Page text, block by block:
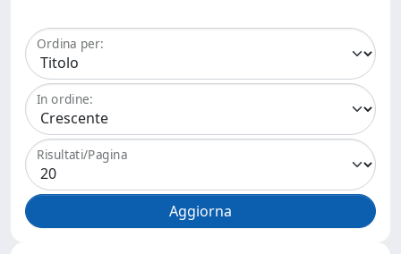
Ordina per:
In ordine:
Risultati/Pagina